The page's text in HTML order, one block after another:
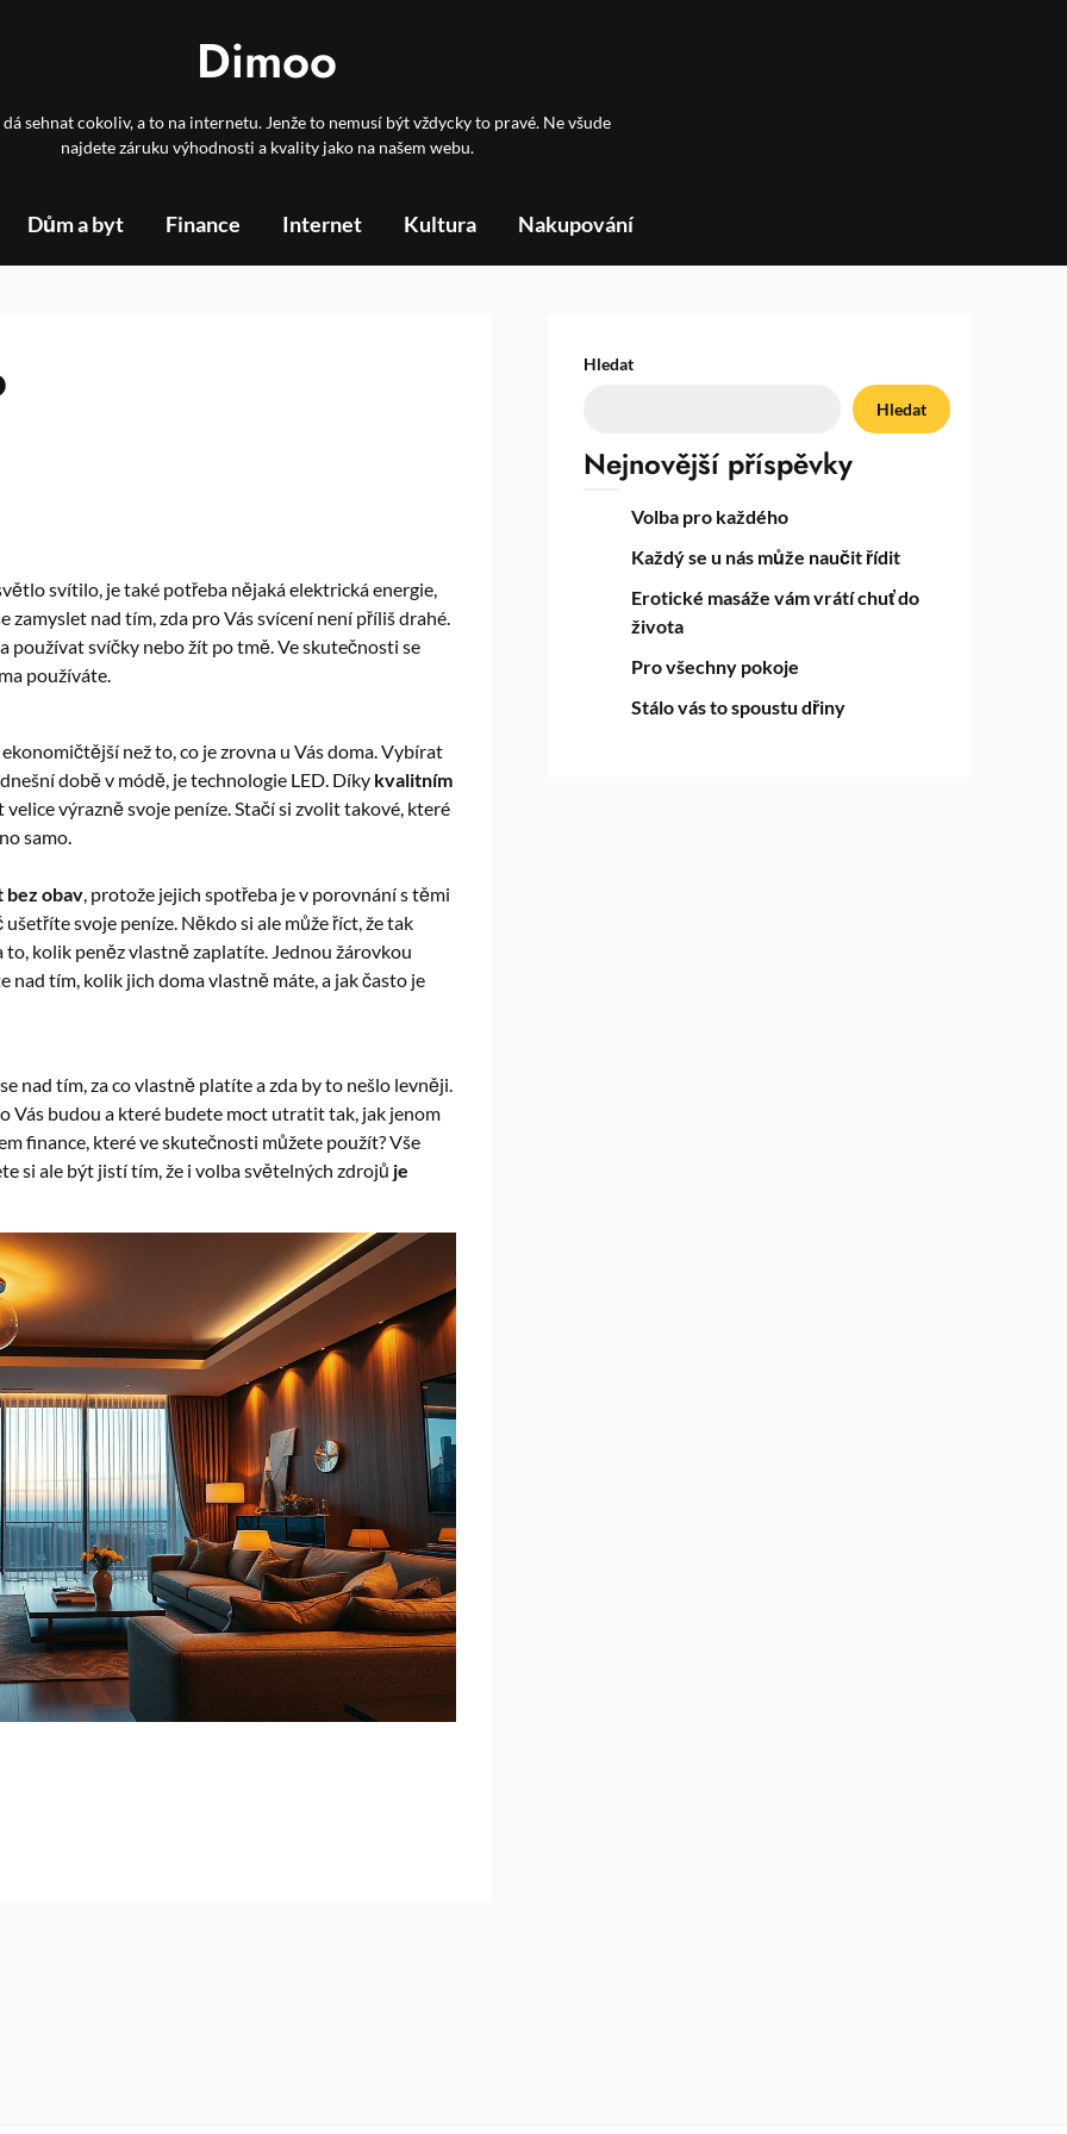
Dimoo
dá sehnat cokoliv, a to na internetu. Jenže to nemusí být vždycky to pravé. Ne všude
najdete záruku výhodnosti a kvality jako na našem webu.
Dům a byt Finance Internet Kultura Nakupování
svítilo, je také potřeba nějaká elektrická energie,
nad tím, zda pro Vás svícení není příliš drahé.
používat svíčky nebo žít po tmě. Ve skutečnosti se
používáte.
než to, co je zrovna u Vás doma. Vybírat
době v módě, je technologie LED. Díky kvalitním
výrazně svoje peníze. Stačí si zvolit takové, které
samo.
obav, protože jejich spotřeba je v porovnání s těmi
svoje peníze. Někdo si ale může říct, že tak
kolik peněz vlastně zaplatíte. Jednou žárovkou
nad tím, kolik jich doma vlastně máte, a jak často je
nad tím, za co vlastně platíte a zda by to nešlo levněji.
budou a které budete moct utratit tak, jak jenom
finance, které ve skutečnosti můžete použít? Vše
si ale být jistí tím, že i volba světelných zdrojů je
Hledat
Hledat
Nejnovější příspěvky
Volba pro každého
Každý se u nás může naučit řídit
Erotické masáže vám vrátí chuť do
života
Pro všechny pokoje
Stálo vás to spoustu dřiny